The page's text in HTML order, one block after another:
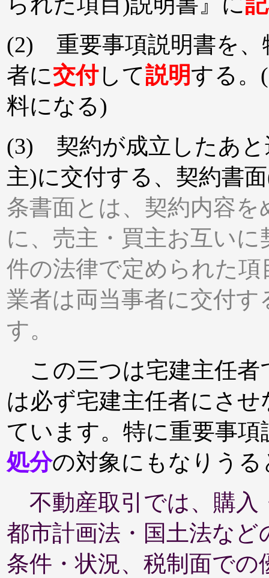
(2) 重要事項説明書を、
者に交付して説明する。
料になる)
(3) 契約が成立したあと
主)に交付する、契約書
条書面とは、契約内容
に、売主・買主お互い
件の法律で定められた
業者は両当事者に交付
す。
この三つは宅建主任者
は必ず宅建主任者にさ
ています。特に重要事
処分の対象にもなりう
不動産取引では、購
都市計画法・国土法な
条件・状況、税制面で